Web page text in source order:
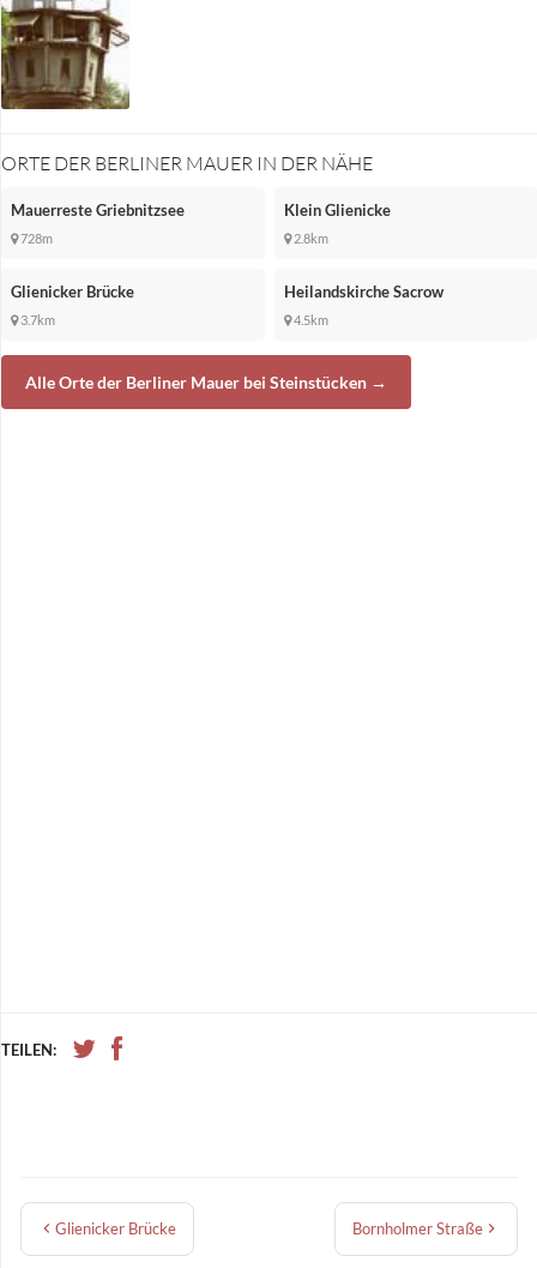
ORTE DER BERLINER MAUER IN DER NÄHE
Mauerreste Griebnitzsee
728m
Klein Glienicke
2.8km
Glienicker Brücke
3.7km
Heilandskirche Sacrow
4.5km
Alle Orte der Berliner Mauer bei Steinstücken →
TEILEN:
Glienicker Brücke Bornholmer Straße